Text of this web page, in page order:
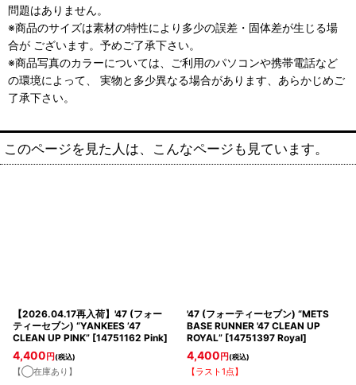
問題はありません。
※商品のサイズは素材の特性により多少の誤差・固体差が生じる場
合が ございます。予めご了承下さい。
※商品写真のカラーについては、ご利用のパソコンや携帯電話など
の環境によって、 実物と多少異なる場合があります、あらかじめご
了承下さい。
このページを見た人は、こんなページも見ています。
【2026.04.17再入荷】'47 (フォー
ティーセブン) “YANKEES ’47
CLEAN UP PINK” [14751162 Pink]
4,400 円(税込)
【◯在庫あり】
'47 (フォーティーセブン) “METS
BASE RUNNER '47 CLEAN UP
ROYAL” [14751397 Royal]
4,400 円(税込)
【ラスト1点】